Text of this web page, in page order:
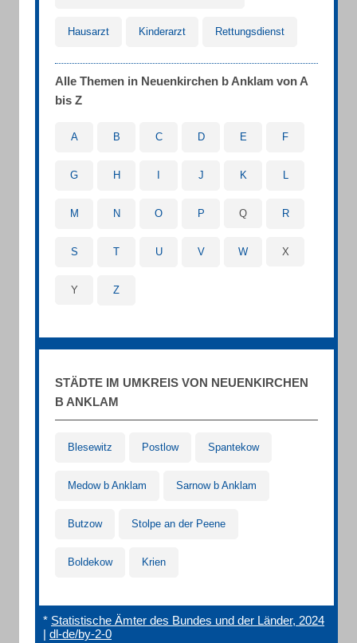
Hausarzt Kinderarzt Rettungsdienst
Alle Themen in Neuenkirchen b Anklam von A
bis Z
A B C D E F
G H J K L
M N O P Q R
S T U V W X
Y Z
STÄDTE IM UMKREIS VON NEUENKIRCHEN
B ANKLAM
Blesewitz Postlow Spantekow
Medow b Anklam Sarnow b Anklam
Butzow Stolpe an der Peene
Boldekow Krien
* Statistische Ämter des Bundes und der Länder, 2024
| dl-de/by-2-0